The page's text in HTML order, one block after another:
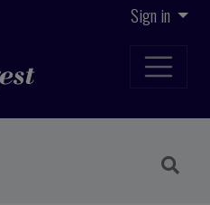
Sign in